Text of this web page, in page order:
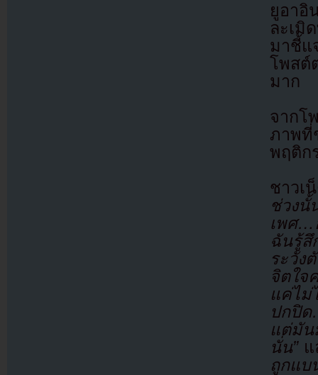
ยูอาอิ
ละเมิ
มาชี้แ
โพสต์
มาก
จากโ
ภาพที่
พฤติก
ชาวเ
ช่วงนั้
เพศ
ฉันรู้สึ
ระวั
จิตใจ
แค่ไ
ปกปิด
แต่มัน
นั่น”แ
ถูกแบ